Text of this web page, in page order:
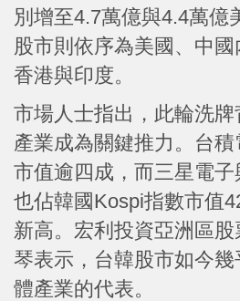
別增至4.7萬億與4.4萬億
股市則依序為美國、中
香港與印度。
市場人士指出，此輪洗
產業成為關鍵推力。台
市值逾四成，而三星電
也佔韓國Kospi指數市值
新高。宏利投資亞洲區
琴表示，台韓股市如今
體產業的代表。